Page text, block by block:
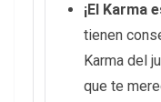
¡El Karma
tienen
Karma del
que te